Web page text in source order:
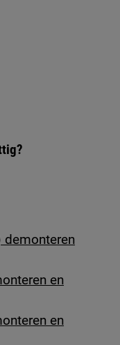
demonteren
en
en